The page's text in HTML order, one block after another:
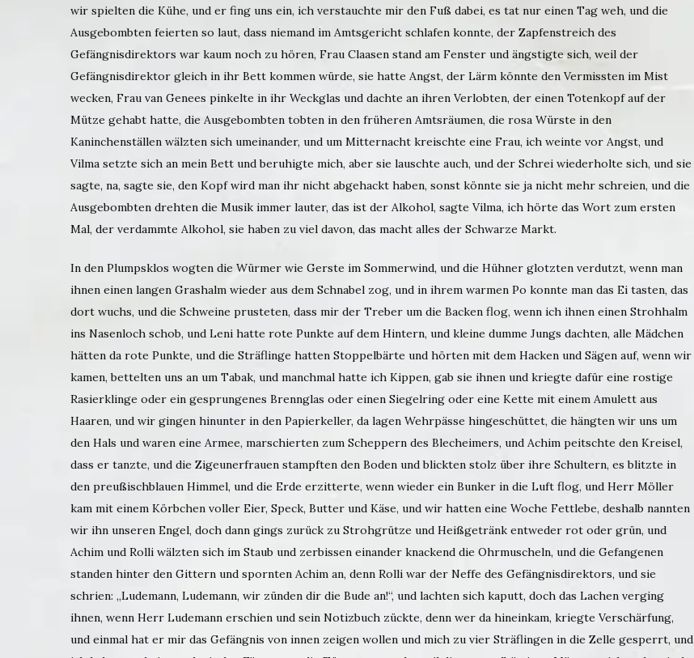
wir spielten die Kühe, und er fing uns ein, ich verstauchte mir den Fuß dabei, es tat nur einen Tag weh, und die
Ausgebombten feierten so laut, dass niemand im Amtsgericht schlafen konnte, der Zapfenstreich des
Gefängnisdirektors war kaum noch zu hören, Frau Claasen stand am Fenster und ängstigte sich, weil der
Gefängnisdirektor gleich in ihr Bett kommen würde, sie hatte Angst, der Lärm könnte den Vermissten im Mist
wecken, Frau van Genees pinkelte in ihr Weckglas und dachte an ihren Verlobten, der einen Totenkopf auf der
Mütze gehabt hatte, die Ausgebombten tobten in den früheren Amtsräumen, die rosa Würste in den
Kaninchenställen wälzten sich umeinander, und um Mitternacht kreischte eine Frau, ich weinte vor Angst, und
Vilma setzte sich an mein Bett und beruhigte mich, aber sie lauschte auch, und der Schrei wiederholte sich, und sie
sagte, na, sagte sie, den Kopf wird man ihr nicht abgehackt haben, sonst könnte sie ja nicht mehr schreien, und die
Ausgebombten drehten die Musik immer lauter, das ist der Alkohol, sagte Vilma, ich hörte das Wort zum ersten
Mal, der verdammte Alkohol, sie haben zu viel davon, das macht alles der Schwarze Markt.
In den Plumpsklos wogten die Würmer wie Gerste im Sommerwind, und die Hühner glotzten verdutzt, wenn man
ihnen einen langen Grashalm wieder aus dem Schnabel zog, und in ihrem warmen Po konnte man das Ei tasten, das
dort wuchs, und die Schweine prusteten, dass mir der Treber um die Backen flog, wenn ich ihnen einen Strohhalm
ins Nasenloch schob, und Leni hatte rote Punkte auf dem Hintern, und kleine dumme Jungs dachten, alle Mädchen
hätten da rote Punkte, und die Sträflinge hatten Stoppelbärte und hörten mit dem Hacken und Sägen auf, wenn wir
kamen, bettelten uns an um Tabak, und manchmal hatte ich Kippen, gab sie ihnen und kriegte dafür eine rostige
Rasierklinge oder ein gesprungenes Brennglas oder einen Siegelring oder eine Kette mit einem Amulett aus
Haaren, und wir gingen hinunter in den Papierkeller, da lagen Wehrpässe hingeschüttet, die hängten wir uns um
den Hals und waren eine Armee, marschierten zum Scheppern des Blecheimers, und Achim peitschte den Kreisel,
dass er tanzte, und die Zigeunerfrauen stampften den Boden und blickten stolz über ihre Schultern, es blitzte in
den preußischblauen Himmel, und die Erde erzitterte, wenn wieder ein Bunker in die Luft flog, und Herr Möller
kam mit einem Körbchen voller Eier, Speck, Butter und Käse, und wir hatten eine Woche Fettlebe, deshalb nannten
wir ihn unseren Engel, doch dann gings zurück zu Strohgrütze und Heißgetränk entweder rot oder grün, und
Achim und Rolli wälzten sich im Staub und zerbissen einander knackend die Ohrmuscheln, und die Gefangenen
standen hinter den Gittern und spornten Achim an, denn Rolli war der Neffe des Gefängnisdirektors, und sie
schrien: „Ludemann, Ludemann, wir zünden dir die Bude an!“, und lachten sich kaputt, doch das Lachen verging
ihnen, wenn Herr Ludemann erschien und sein Notizbuch zückte, denn wer da hineinkam, kriegte Verschärfung,
und einmal hat er mir das Gefängnis von innen zeigen wollen und mich zu vier Sträflingen in die Zelle gesperrt, und